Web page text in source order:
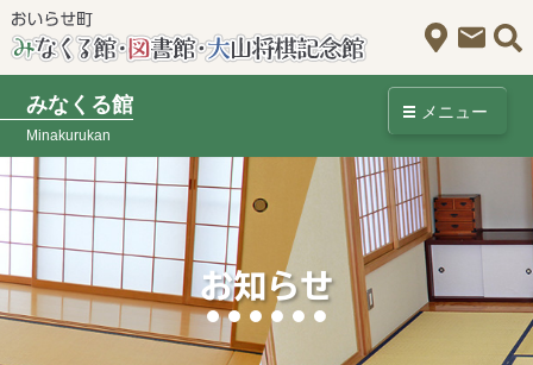
アクセス
お問
みなくる館
Minakurukan
メニュー
お知らせ